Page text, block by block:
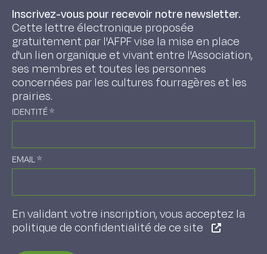
Inscrivez-vous pour recevoir notre newsletter.
Cette lettre électronique proposée
gratuitement par l'AFPF vise la mise en place
d'un lien organique et vivant entre l'Association,
ses membres et toutes les personnes
concernées par les cultures fourragères et les
prairies.
IDENTITÉ*
EMAIL*
En validant votre inscription, vous acceptez la
politique de confidentialité de ce site